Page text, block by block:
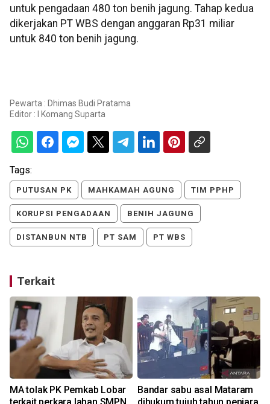
untuk pengadaan 480 ton benih jagung. Tahap kedua
dikerjakan PT WBS dengan anggaran Rp31 miliar
untuk 840 ton benih jagung.
Pewarta : Dhimas Budi Pratama
Editor :
I Komang Suparta
Tags:
PUTUSAN PK MAHKAMAH AGUNG TIM PPHP
KORUPSI PENGADAAN BENIH JAGUNG
DISTANBUN NTB PT SAM PT WBS
Terkait
MA tolak PK Pemkab Lobar
Bandar sabu asal Mataram